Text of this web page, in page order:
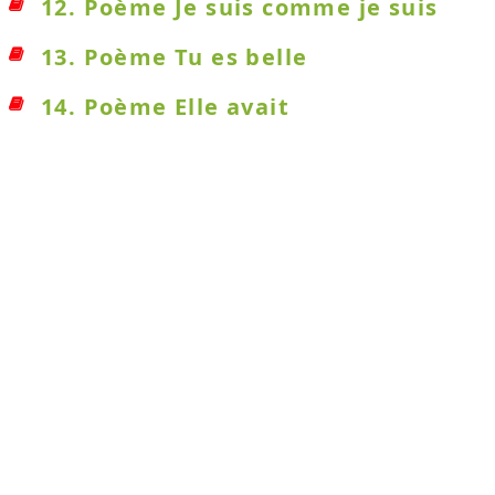
12. Poème Je suis comme je suis
13. Poème Tu es belle
14. Poème Elle avait